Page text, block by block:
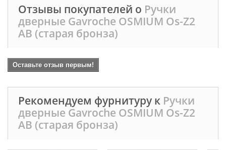
Отзывы покупателей о Ручки
дверные Gavroche OSMIUM Os-Z2
AB (старая бронза)
Оставьте отзыв первым!
Рекомендуем фурнитуру к Ручки
дверные Gavroche OSMIUM Os-Z2
AB (старая бронза)